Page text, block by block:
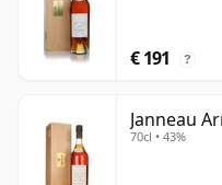
€ 191 ?
Janneau
70cl • 43%